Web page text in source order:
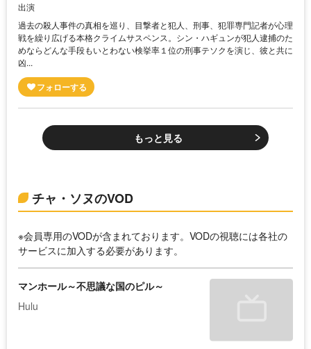
出演
過去の殺人事件の真相を巡り、目撃者と犯人、刑事、犯罪専門記者が心理
戦を繰り広げる本格クライムサスペンス。シン・ハギュンが犯人逮捕のた
めならどんな手段もいとわない検挙率１位の刑事テソクを演じ、彼と共に
凶...
もっと見る
チャ・ソヌのVOD
※会員専用のVODが含まれております。VODの視聴には各社の
サービスに加入する必要があります。
マンホール～不思議な国のピル～
Hulu